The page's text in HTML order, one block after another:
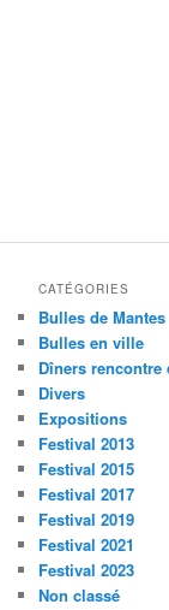
CATÉGORIES
Bulles de Mantes
Bulles en ville
Dîners rencontre
Divers
Expositions
Festival 2013
Festival 2015
Festival 2017
Festival 2019
Festival 2021
Festival 2023
Non classé